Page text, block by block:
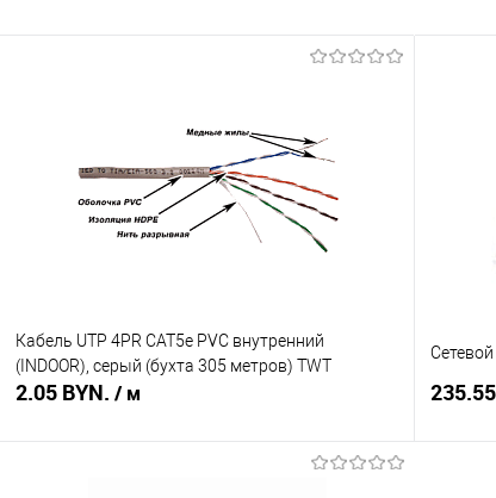
Кабель UTP 4PR CAT5е PVC внутренний
(INDOOR), серый (бухта 305 метров) TWT
2.05 BYN. / м